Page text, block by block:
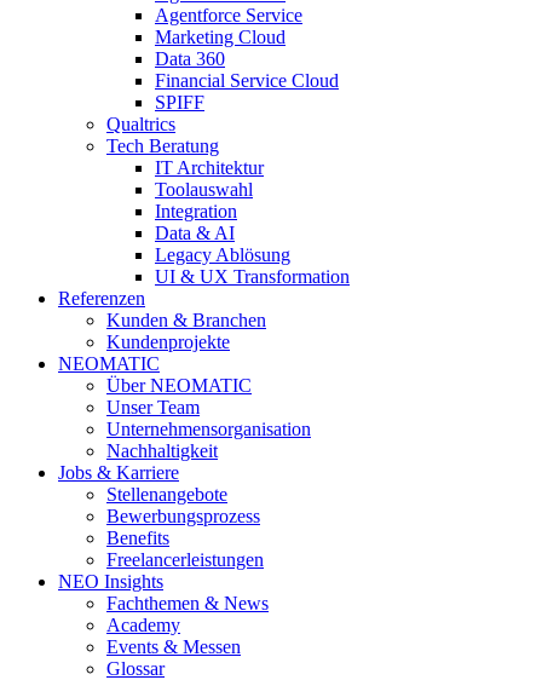
Agentforce Service
Marketing Cloud
Data 360
Financial Service Cloud
SPIFF
Qualtrics
Tech Beratung
IT Architektur
Toolauswahl
Integration
Data & AI
Legacy Ablösung
UI & UX Transformation
Referenzen
Kunden & Branchen
Kundenprojekte
NEOMATIC
Über NEOMATIC
Unser Team
Unternehmensorganisation
Nachhaltigkeit
Jobs & Karriere
Stellenangebote
Bewerbungsprozess
Benefits
Freelancerleistungen
NEO Insights
Fachthemen & News
Academy
Events & Messen
Glossar